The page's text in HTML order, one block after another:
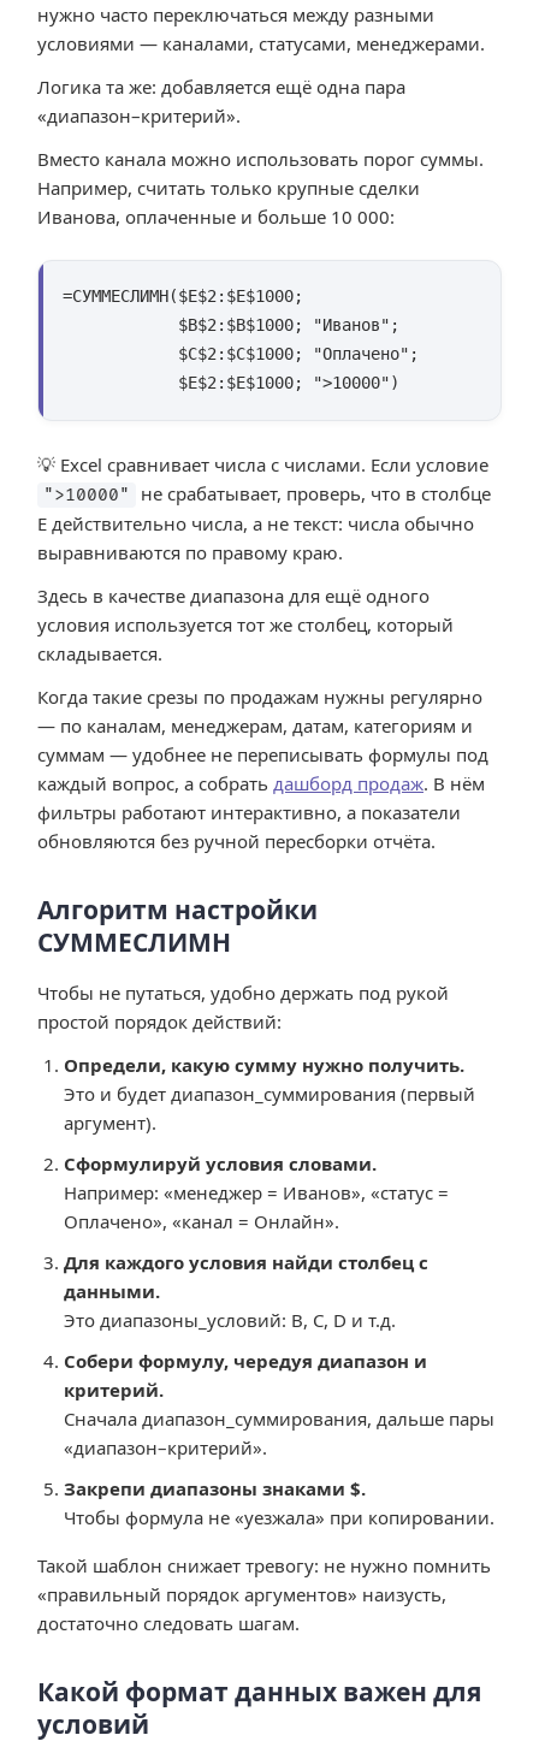
нужно часто переключаться между разными
условиями — каналами, статусами, менеджерами.
Логика та же: добавляется ещё одна пара
«диапазон–критерий».
Вместо канала можно использовать порог суммы.
Например, считать только крупные сделки
Иванова, оплаченные и больше 10 000:
=СУММЕСЛИМН($E$2:$E$1000;
            $E$2:$E$1000; ">10000")
💡 Excel сравнивает числа с числами. Если условие
">10000"
не срабатывает, проверь, что в столбце
E действительно числа, а не текст: числа обычно
выравниваются по правому краю.
Здесь в качестве диапазона для ещё одного
условия используется тот же столбец, который
складывается.
Когда такие срезы по продажам нужны регулярно
— по каналам, менеджерам, датам, категориям и
суммам — удобнее не переписывать формулы под
каждый вопрос, а собрать дашборд продаж. В нём
фильтры работают интерактивно, а показатели
обновляются без ручной пересборки отчёта.
Алгоритм настройки
СУММЕСЛИМН
Чтобы не путаться, удобно держать под рукой
простой порядок действий:
Определи, какую сумму нужно получить.
Это и будет диапазон_суммирования (первый
аргумент).
Сформулируй условия словами.
Например: «менеджер = Иванов», «статус =
Оплачено», «канал = Онлайн».
Для каждого условия найди столбец с
данными.
Это диапазоны_условий: B, C, D и т.д.
Собери формулу, чередуя диапазон и
критерий.
Сначала диапазон_суммирования, дальше пары
«диапазон–критерий».
Закрепи диапазоны знаками $.
Чтобы формула не «уезжала» при копировании.
Такой шаблон снижает тревогу: не нужно помнить
«правильный порядок аргументов» наизусть,
достаточно следовать шагам.
Какой формат данных важен для
условий